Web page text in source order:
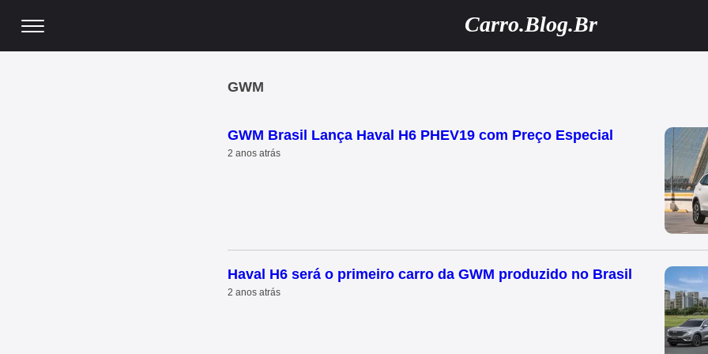
Carro.Blog.Br
GWM
GWM Brasil Lança Haval H6 PHEV19 com Preço Especial
2 anos atrás
Haval H6 será o primeiro carro da GWM produzido no Brasil
2 anos atrás